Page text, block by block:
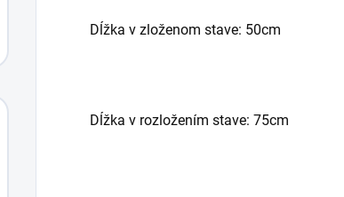
Dĺžka v zloženom stave: 50cm
Dĺžka v rozložením stave: 75cm